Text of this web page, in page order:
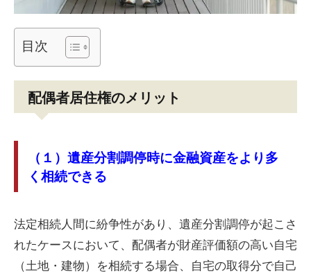
目次
配偶者居住権のメリット
（１）遺産分割調停時に金融資産をより多
く相続できる
法定相続人間に紛争性があり、遺産分割調停が起こさ
れたケースにおいて、配偶者が財産評価額の高い自宅
（土地・建物）を相続する場合、自宅の取得分で自己